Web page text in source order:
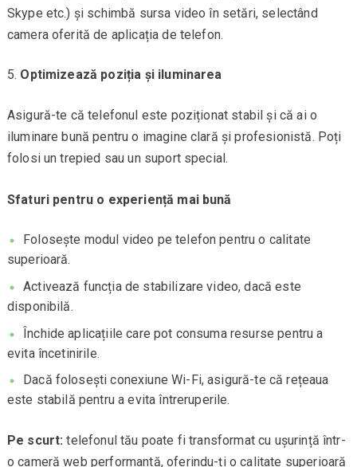
Skype etc.) și schimbă sursa video în setări, selectând
camera oferită de aplicația de telefon.
Optimizează poziția și iluminarea
Asigură-te că telefonul este poziționat stabil și că ai o
iluminare bună pentru o imagine clară și profesionistă. Poți
folosi un trepied sau un suport special.
Sfaturi pentru o experiență mai bună
Folosește modul video pe telefon pentru o calitate
superioară.
Activează funcția de stabilizare video, dacă este
disponibilă.
Închide aplicațiile care pot consuma resurse pentru a
evita încetinirile.
Dacă folosești conexiune Wi-Fi, asigură-te că rețeaua
este stabilă pentru a evita întreruperile.
Pe scurt: telefonul tău poate fi transformat cu ușurință într-
o cameră web performantă, oferindu-ți o calitate superioară